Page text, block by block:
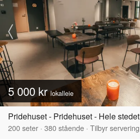
5 000 krlokalleie
Pridehuset - Pridehuset - Hele stedet
200seter · 380stående · Tilbyr servering